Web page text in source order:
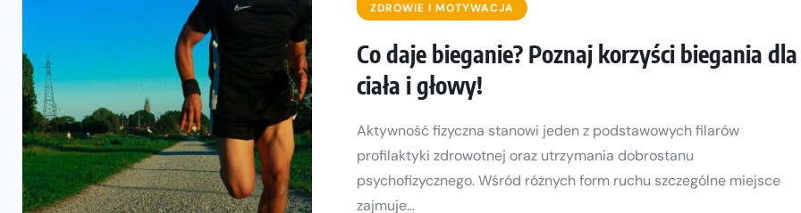
ZDROWIE I MOTYWACJA
Co daje bieganie? Poznaj korzyści biegania dla
ciała i głowy!
Aktywność fizyczna stanowi jeden z podstawowych filarów
profilaktyki zdrowotnej oraz utrzymania dobrostanu
psychofizycznego. Wśród różnych form ruchu szczególne miejsce
zajmuje...